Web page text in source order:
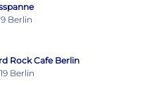
Berlin
Rock Cafe Berlin
Berlin